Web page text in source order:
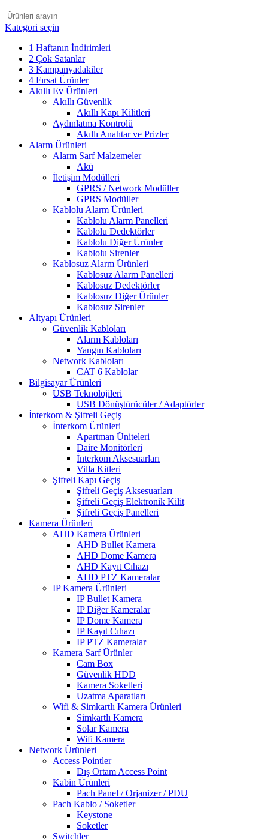
Kategori seçin
1 Haftanın İndirimleri
2 Çok Satanlar
3 Kampanyadakiler
4 Fırsat Ürünler
Akıllı Ev Ürünleri
Akıllı Güvenlik
Akıllı Kapı Kilitleri
Aydınlatma Kontrolü
Akıllı Anahtar ve Prizler
Alarm Ürünleri
Alarm Sarf Malzemeler
Akü
İletişim Modülleri
GPRS / Network Modüller
GPRS Modüller
Kablolu Alarm Ürünleri
Kablolu Alarm Panelleri
Kablolu Dedektörler
Kablolu Diğer Ürünler
Kablolu Sirenler
Kablosuz Alarm Ürünleri
Kablosuz Alarm Panelleri
Kablosuz Dedektörler
Kablosuz Diğer Ürünler
Kablosuz Sirenler
Altyapı Ürünleri
Güvenlik Kabloları
Alarm Kabloları
Yangın Kabloları
Network Kabloları
CAT 6 Kablolar
Bilgisayar Ürünleri
USB Teknolojileri
USB Dönüştürücüler / Adaptörler
İnterkom & Şifreli Geçiş
İnterkom Ürünleri
Apartman Üniteleri
Daire Monitörleri
İnterkom Aksesuarları
Villa Kitleri
Şifreli Kapı Geçiş
Şifreli Geçiş Aksesuarları
Şifreli Geçiş Elektronik Kilit
Şifreli Geçiş Panelleri
Kamera Ürünleri
AHD Kamera Ürünleri
AHD Bullet Kamera
AHD Dome Kamera
AHD Kayıt Cıhazı
AHD PTZ Kameralar
IP Kamera Ürünleri
IP Bullet Kamera
IP Diğer Kameralar
IP Dome Kamera
IP Kayıt Cıhazı
IP PTZ Kameralar
Kamera Sarf Ürünler
Cam Box
Güvenlik HDD
Kamera Soketleri
Uzatma Aparatları
Wifi & Simkartlı Kamera Ürünleri
Simkartlı Kamera
Solar Kamera
Wifi Kamera
Network Ürünleri
Access Pointler
Dış Ortam Access Point
Kabin Ürünleri
Pach Panel / Orjanizer / PDU
Pach Kablo / Soketler
Keystone
Soketler
Switchler